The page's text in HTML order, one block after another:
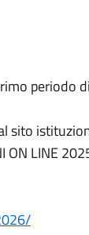
periodo
sito
ON LINE